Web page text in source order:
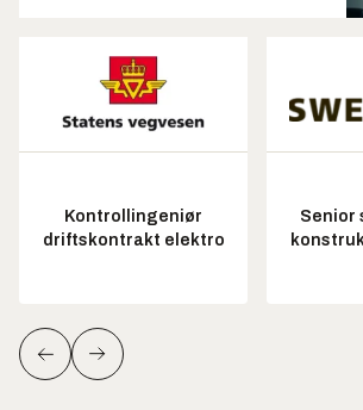
Kontrollingeniør
driftskontrakt elektro
Senior